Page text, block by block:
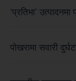
‘प्रतिभा’
पोखरामा सवारी